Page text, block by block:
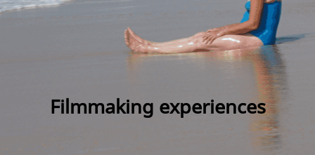
Filmmaking experiences